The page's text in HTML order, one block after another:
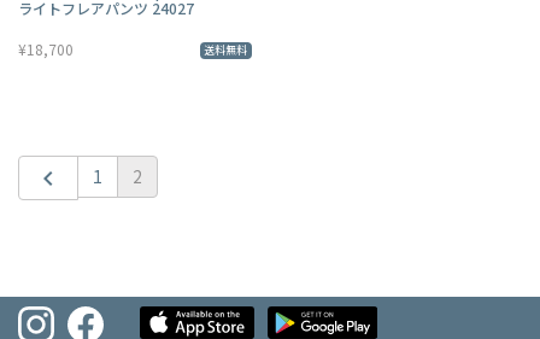
ライトフレアパンツ 24027
¥18,700 送料無料
chevron_left 1 2